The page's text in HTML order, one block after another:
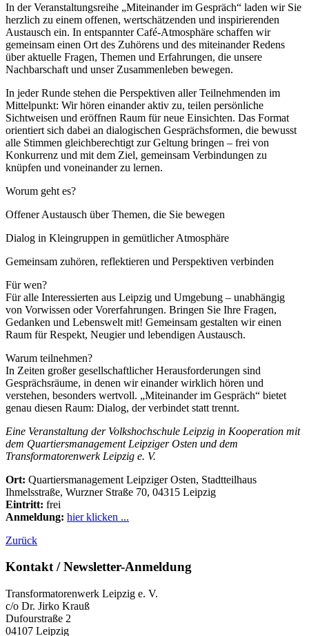
In der Veranstaltungsreihe „Miteinander im Gespräch“ laden wir Sie
herzlich zu einem offenen, wertschätzenden und inspirierenden
Austausch ein. In entspannter Café-Atmosphäre schaffen wir
gemeinsam einen Ort des Zuhörens und des miteinander Redens
über aktuelle Fragen, Themen und Erfahrungen, die unsere
Nachbarschaft und unser Zusammenleben bewegen.
In jeder Runde stehen die Perspektiven aller Teilnehmenden im
Mittelpunkt: Wir hören einander aktiv zu, teilen persönliche
Sichtweisen und eröffnen Raum für neue Einsichten. Das Format
orientiert sich dabei an dialogischen Gesprächsformen, die bewusst
alle Stimmen gleichberechtigt zur Geltung bringen – frei von
Konkurrenz und mit dem Ziel, gemeinsam Verbindungen zu
knüpfen und voneinander zu lernen.
Worum geht es?
Offener Austausch über Themen, die Sie bewegen
Dialog in Kleingruppen in gemütlicher Atmosphäre
Gemeinsam zuhören, reflektieren und Perspektiven verbinden
Für wen?
Für alle Interessierten aus Leipzig und Umgebung – unabhängig
von Vorwissen oder Vorerfahrungen. Bringen Sie Ihre Fragen,
Gedanken und Lebenswelt mit! Gemeinsam gestalten wir einen
Raum für Respekt, Neugier und lebendigen Austausch.
Warum teilnehmen?
In Zeiten großer gesellschaftlicher Herausforderungen sind
Gesprächsräume, in denen wir einander wirklich hören und
verstehen, besonders wertvoll. „Miteinander im Gespräch“ bietet
genau diesen Raum: Dialog, der verbindet statt trennt.
Eine Veranstaltung der Volkshochschule Leipzig in Kooperation mit
dem Quartiersmanagement Leipziger Osten und dem
Transformatorenwerk Leipzig e. V.
Ort: Quartiersmanagement Leipziger Osten, Stadtteilhaus
Ihmelsstraße, Wurzner Straße 70, 04315 Leipzig
Eintritt: frei
Anmeldung: hier klicken ...
Zurück
Kontakt / Newsletter-Anmeldung
Transformatorenwerk Leipzig e. V.
c/o Dr. Jirko Krauß
Dufourstraße 2
04107 Leipzig